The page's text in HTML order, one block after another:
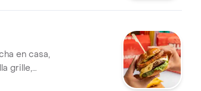
en casa,
grille,
salsa de